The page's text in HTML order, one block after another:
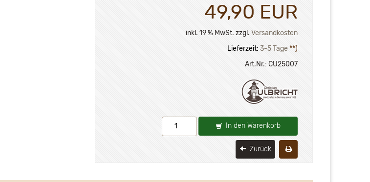
49,90 EUR
inkl. 19 % MwSt. zzgl. Versandkosten
Lieferzeit: 3-5 Tage **)
Art.Nr.: CU25007
In den Warenkorb
Zurück